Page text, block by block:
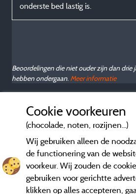
onderste bed lastig is.
Beoordelingen die niet ouder zijn dan drie
hebben ondergaan. Meer informatie
Cookie voorkeuren
(chocolade, noten, rozijnen...)
Wij gebruiken alleen de
de functionering van de
voorkeur. Wij zouden de
gebruiken voor gerichtte
klikken op alles accepteren,